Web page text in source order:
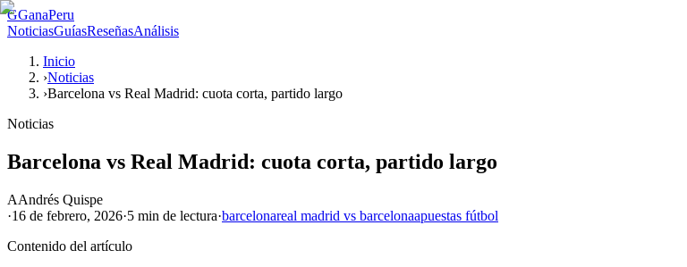
GGanaPeru
NoticiasGuíasReseñasAnálisis
Inicio
›Noticias
›Barcelona vs Real Madrid: cuota corta, partido largo
Noticias
Barcelona vs Real Madrid: cuota corta, partido largo
AAndrés Quispe
·16 de febrero, 2026·5 min de lectura·barcelonareal madrid vs barcelonaapuestas fútbol
Contenido del artículo